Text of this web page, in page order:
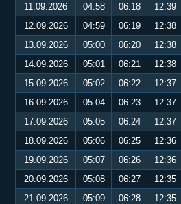
11.09.2026
04:58 06:18 12:39
12.09.2026
04:59 06:19 12:38
13.09.2026
05:00 06:20 12:38
14.09.2026
05:01 06:21 12:38
15.09.2026
05:02 06:22 12:37
16.09.2026
05:04 06:23 12:37
17.09.2026
05:05 06:24 12:37
18.09.2026
05:06 06:25 12:36
19.09.2026
05:07 06:26 12:36
20.09.2026
05:08 06:27 12:35
21.09.2026
05:09 06:28 12:35